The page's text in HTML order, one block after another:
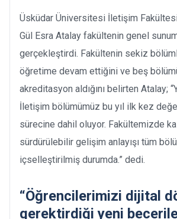
Üsküdar Üniversitesi İletişim Fakültesi
Gül Esra Atalay fakültenin genel
gerçekleştirdi. Fakültenin sekiz
öğretime devam ettiğini ve beş
akreditasyon aldığını belirten Atalay;
İletişim bölümümüz bu yıl ilk kez
sürecine dahil oluyor. Fakültemizde
sürdürülebilir gelişim anlayışı tüm
içselleştirilmiş durumda.” dedi.
“Öğrencilerimizi dijital
gerektirdiği yeni